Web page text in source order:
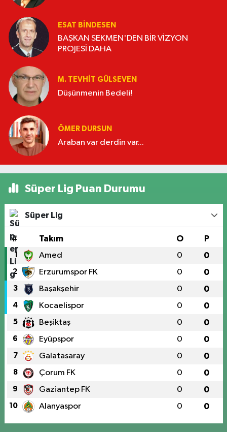
ESAT BİNDESEN
BAŞKAN SEKMEN'DEN BİR VİZYON
PROJESİ DAHA
M. TEVHIT GÜLSEVEN
Düşünmenin Bedeli!
ÖMER DURSUN
Araban var derdin var...
Süper Lig Puan Durumu
Süper Lig
# Takım O P
1 Amed 0 0
2 Erzurumspor FK 0 0
3 Başakşehir 0 0
4 Kocaelispor 0 0
5 Beşiktaş 0 0
6 Eyüpspor 0 0
7 Galatasaray 0 0
8 Çorum FK 0 0
9 Gaziantep FK 0 0
10 Alanyaspor 0 0